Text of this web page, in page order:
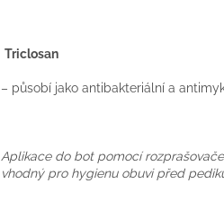
Triclosan
– působí jako antibakteriální a
Aplikace do bot pomocí
vhodný pro hygienu obuvi před